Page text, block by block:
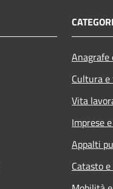
Cultura
Vita
Imprese
Appalti
Catasto